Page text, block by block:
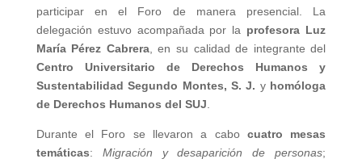
participar en el Foro de manera presencial. La
delegación estuvo acompañada por la profesora Luz
María Pérez Cabrera, en su calidad de integrante del
Centro Universitario de Derechos Humanos y
Sustentabilidad Segundo Montes, S. J. y homóloga
de Derechos Humanos del SUJ
Durante el Foro se llevaron a cabo cuatro mesas
temáticas: Migración y desaparición de personas;